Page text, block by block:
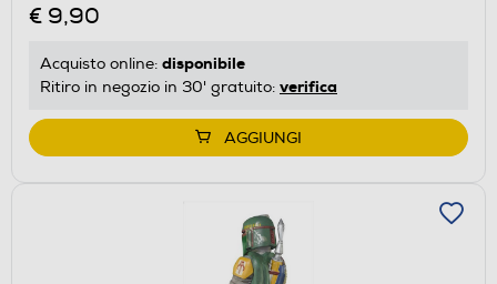
€ 9,90
Acquisto online: disponibile
Ritiro in negozio in 30' gratuito: verifica
AGGIUNGI